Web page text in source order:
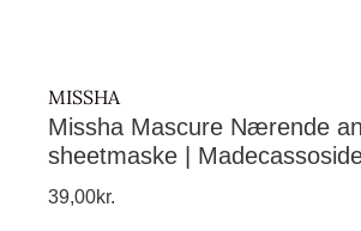
MISSHA
Missha Mascure Nærende
sheetmaske |
39,00kr.